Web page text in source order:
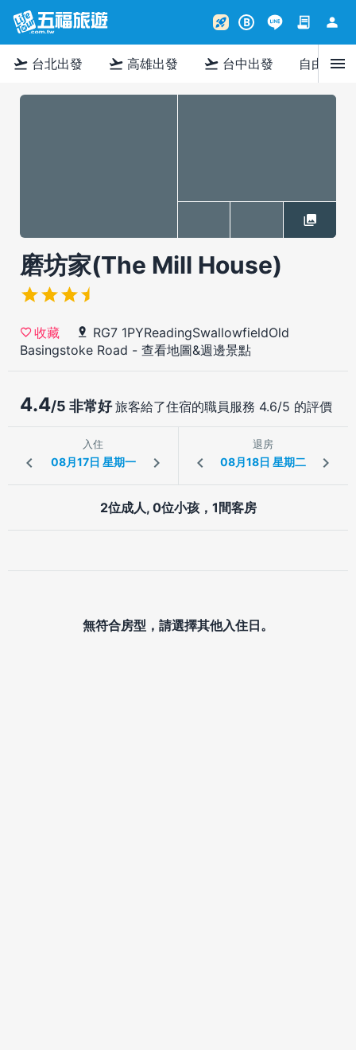
rocket_launch B contract person
flight_takeoff 台北出發 flight_takeoff 高雄出發 flight_takeoff 台中出發 自由行menu
磨坊家(The Mill House)
收藏
RG7 1PYReadingSwallowfieldOld
Basingstoke Road - 查看地圖&週邊景點
4.4/5 非常好旅客給了住宿的職員服務 4.6/5 的評價
入住 退房
2位成人, 0位小孩，1間客房
無符合房型，請選擇其他入住日。